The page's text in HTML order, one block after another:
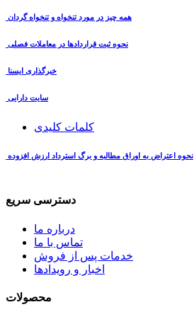
همه چیز در مورد تنخواه و تنخواه گردان
نحوه ثبت قراردادها در معاملات فصلی
خبرگذاری ایسنا
سایت دارایی
کلمات کلیدی
نحوه اعتراض به اوراق مطالبه و برگ استرداد ارزش افزوده
دسترسی سریع
درباره ما
تماس با ما
خدمات پس از فروش
اخبار و رویدادها
محصولات